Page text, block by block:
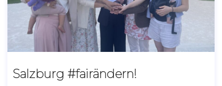
Salzburg #fairändern!